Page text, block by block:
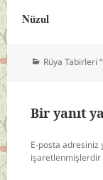
Nüzul
Kategoriler
Rüya Tabirleri
Bir yanıt
E-posta adresiniz
işaretlenmişlerdir